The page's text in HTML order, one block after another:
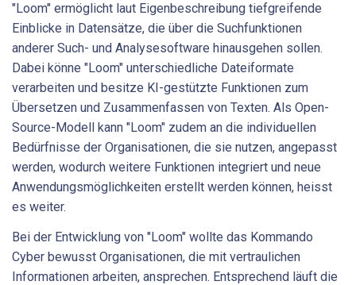
"Loom" ermöglicht laut Eigenbeschreibung tiefgreifende
Einblicke in Datensätze, die über die Suchfunktionen
anderer Such- und Analysesoftware hinausgehen sollen.
Dabei könne "Loom" unterschiedliche Dateiformate
verarbeiten und besitze KI-gestützte Funktionen zum
Übersetzen und Zusammenfassen von Texten. Als Open-
Source-Modell kann "Loom" zudem an die individuellen
Bedürfnisse der Organisationen, die sie nutzen, angepasst
werden, wodurch weitere Funktionen integriert und neue
Anwendungsmöglichkeiten erstellt werden können, heisst
es weiter.
Bei der Entwicklung von "Loom" wollte das Kommando
Cyber bewusst Organisationen, die mit vertraulichen
Informationen arbeiten, ansprechen. Entsprechend läuft die